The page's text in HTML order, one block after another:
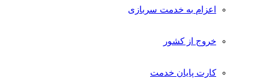
اعزام به خدمت سربازی
خروج از کشور
کارت پایان خدمت